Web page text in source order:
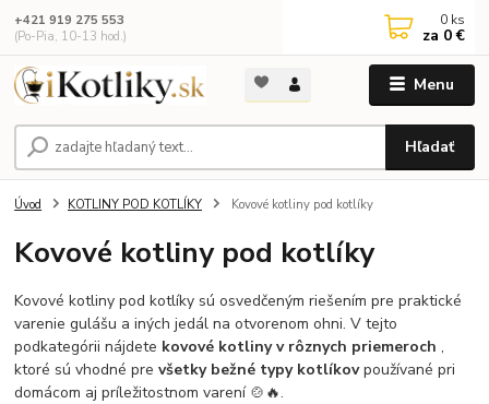
Menu
Hľadať
+421 919 275 553
(Po-Pia, 10-13 hod.)
0 ks
za 0 €
Úvod KOTLINY POD KOTLÍKY Kovové kotliny pod kotlíky
Kovové kotliny pod kotlíky
Kovové kotliny pod kotlíky sú osvedčeným riešením pre praktické
varenie gulášu a iných jedál na otvorenom ohni. V tejto
podkategórii nájdete kovové kotliny v rôznych priemeroch ,
ktoré sú vhodné prevšetky bežné typy kotlíkovpoužívané pri
domácom aj príležitostnom varení 🍲🔥.